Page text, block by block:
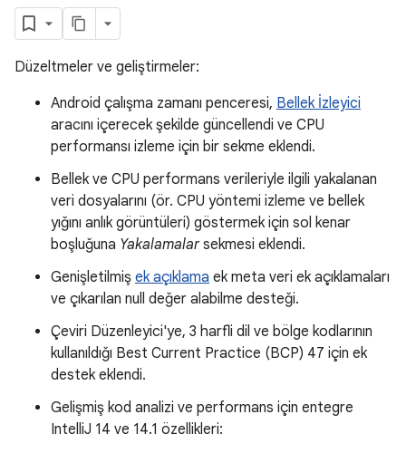
Düzeltmeler ve geliştirmeler:
Android çalışma zamanı penceresi, Bellek İzleyici
aracını içerecek şekilde güncellendi ve CPU
performansı izleme için bir sekme eklendi.
Bellek ve CPU performans verileriyle ilgili yakalanan
veri dosyalarını (ör. CPU yöntemi izleme ve bellek
yığını anlık görüntüleri) göstermek için sol kenar
boşluğuna Yakalamalarsekmesi eklendi.
Genişletilmiş ek açıklama ek meta veri ek açıklamaları
ve çıkarılan null değer alabilme desteği.
Çeviri Düzenleyici'ye, 3 harfli dil ve bölge kodlarının
kullanıldığı Best Current Practice (BCP) 47 için ek
destek eklendi.
Gelişmiş kod analizi ve performans için entegre
IntelliJ 14 ve 14.1 özellikleri: